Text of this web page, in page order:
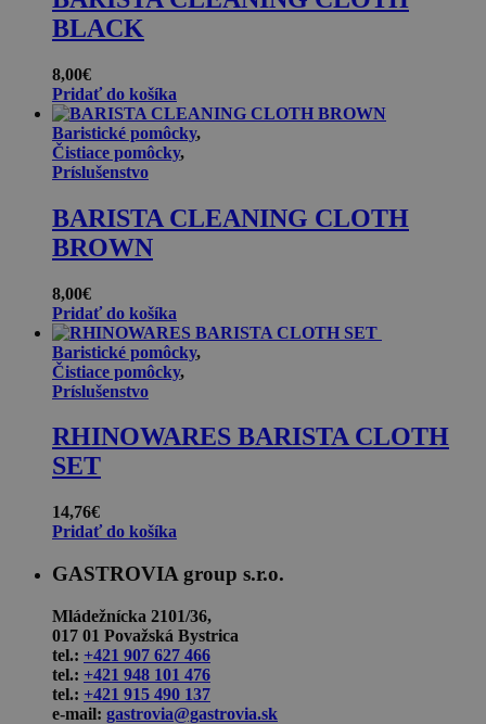
BLACK
8,00€
Pridať do košíka
Baristické pomôcky,
Čistiace pomôcky,
Príslušenstvo
BARISTA CLEANING CLOTH
BROWN
8,00€
Pridať do košíka
Baristické pomôcky,
Čistiace pomôcky,
Príslušenstvo
RHINOWARES BARISTA CLOTH
SET
14,76€
Pridať do košíka
GASTROVIA group s.r.o.
Mládežnícka 2101/36,
017 01 Považská Bystrica
tel.: +421 907 627 466
tel.: +421 948 101 476
tel.: +421 915 490 137
e-mail: gastrovia@gastrovia.sk